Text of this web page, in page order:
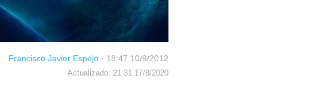
Francisco Javier Espejo · 18:47 10/9/2012
Actualizado: 21:31 17/8/2020